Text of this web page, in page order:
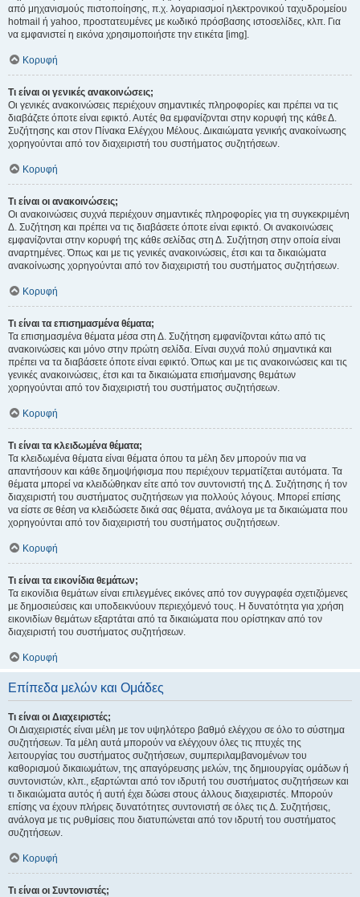
από μηχανισμούς πιστοποίησης, π.χ. λογαριασμοί ηλεκτρονικού ταχυδρομείου
hotmail ή yahoo, προστατευμένες με κωδικό πρόσβασης ιστοσελίδες, κλπ. Για
να εμφανιστεί η εικόνα χρησιμοποιήστε την ετικέτα [img].
Κορυφή
Τι είναι οι γενικές ανακοινώσεις;
Οι γενικές ανακοινώσεις περιέχουν σημαντικές πληροφορίες και πρέπει να τις
διαβάζετε όποτε είναι εφικτό. Αυτές θα εμφανίζονται στην κορυφή της κάθε Δ.
Συζήτησης και στον Πίνακα Ελέγχου Μέλους. Δικαιώματα γενικής ανακοίνωσης
χορηγούνται από τον διαχειριστή του συστήματος συζητήσεων.
Κορυφή
Τι είναι οι ανακοινώσεις;
Οι ανακοινώσεις συχνά περιέχουν σημαντικές πληροφορίες για τη συγκεκριμένη
Δ. Συζήτηση και πρέπει να τις διαβάσετε όποτε είναι εφικτό. Οι ανακοινώσεις
εμφανίζονται στην κορυφή της κάθε σελίδας στη Δ. Συζήτηση στην οποία είναι
αναρτημένες. Όπως και με τις γενικές ανακοινώσεις, έτσι και τα δικαιώματα
ανακοίνωσης χορηγούνται από τον διαχειριστή του συστήματος συζητήσεων.
Κορυφή
Τι είναι τα επισημασμένα θέματα;
Τα επισημασμένα θέματα μέσα στη Δ. Συζήτηση εμφανίζονται κάτω από τις
ανακοινώσεις και μόνο στην πρώτη σελίδα. Είναι συχνά πολύ σημαντικά και
πρέπει να τα διαβάσετε όποτε είναι εφικτό. Όπως και με τις ανακοινώσεις και τις
γενικές ανακοινώσεις, έτσι και τα δικαιώματα επισήμανσης θεμάτων
χορηγούνται από τον διαχειριστή του συστήματος συζητήσεων.
Κορυφή
Τι είναι τα κλειδωμένα θέματα;
Τα κλειδωμένα θέματα είναι θέματα όπου τα μέλη δεν μπορούν πια να
απαντήσουν και κάθε δημοψήφισμα που περιέχουν τερματίζεται αυτόματα. Τα
θέματα μπορεί να κλειδώθηκαν είτε από τον συντονιστή της Δ. Συζήτησης ή τον
διαχειριστή του συστήματος συζητήσεων για πολλούς λόγους. Μπορεί επίσης
να είστε σε θέση να κλειδώσετε δικά σας θέματα, ανάλογα με τα δικαιώματα που
χορηγούνται από τον διαχειριστή του συστήματος συζητήσεων.
Κορυφή
Τι είναι τα εικονίδια θεμάτων;
Τα εικονίδια θεμάτων είναι επιλεγμένες εικόνες από τον συγγραφέα σχετιζόμενες
με δημοσιεύσεις και υποδεικνύουν περιεχόμενό τους. Η δυνατότητα για χρήση
εικονιδίων θεμάτων εξαρτάται από τα δικαιώματα που ορίστηκαν από τον
διαχειριστή του συστήματος συζητήσεων.
Κορυφή
Επίπεδα μελών και Ομάδες
Τι είναι οι Διαχειριστές;
Οι Διαχειριστές είναι μέλη με τον υψηλότερο βαθμό ελέγχου σε όλο το σύστημα
συζητήσεων. Τα μέλη αυτά μπορούν να ελέγχουν όλες τις πτυχές της
λειτουργίας του συστήματος συζητήσεων, συμπεριλαμβανομένων του
καθορισμού δικαιωμάτων, της απαγόρευσης μελών, της δημιουργίας ομάδων ή
συντονιστών, κλπ., εξαρτώνται από τον ιδρυτή του συστήματος συζητήσεων και
τι δικαιώματα αυτός ή αυτή έχει δώσει στους άλλους διαχειριστές. Μπορούν
επίσης να έχουν πλήρεις δυνατότητες συντονιστή σε όλες τις Δ. Συζητήσεις,
ανάλογα με τις ρυθμίσεις που διατυπώνεται από τον ιδρυτή του συστήματος
συζητήσεων.
Κορυφή
Τι είναι οι Συντονιστές;